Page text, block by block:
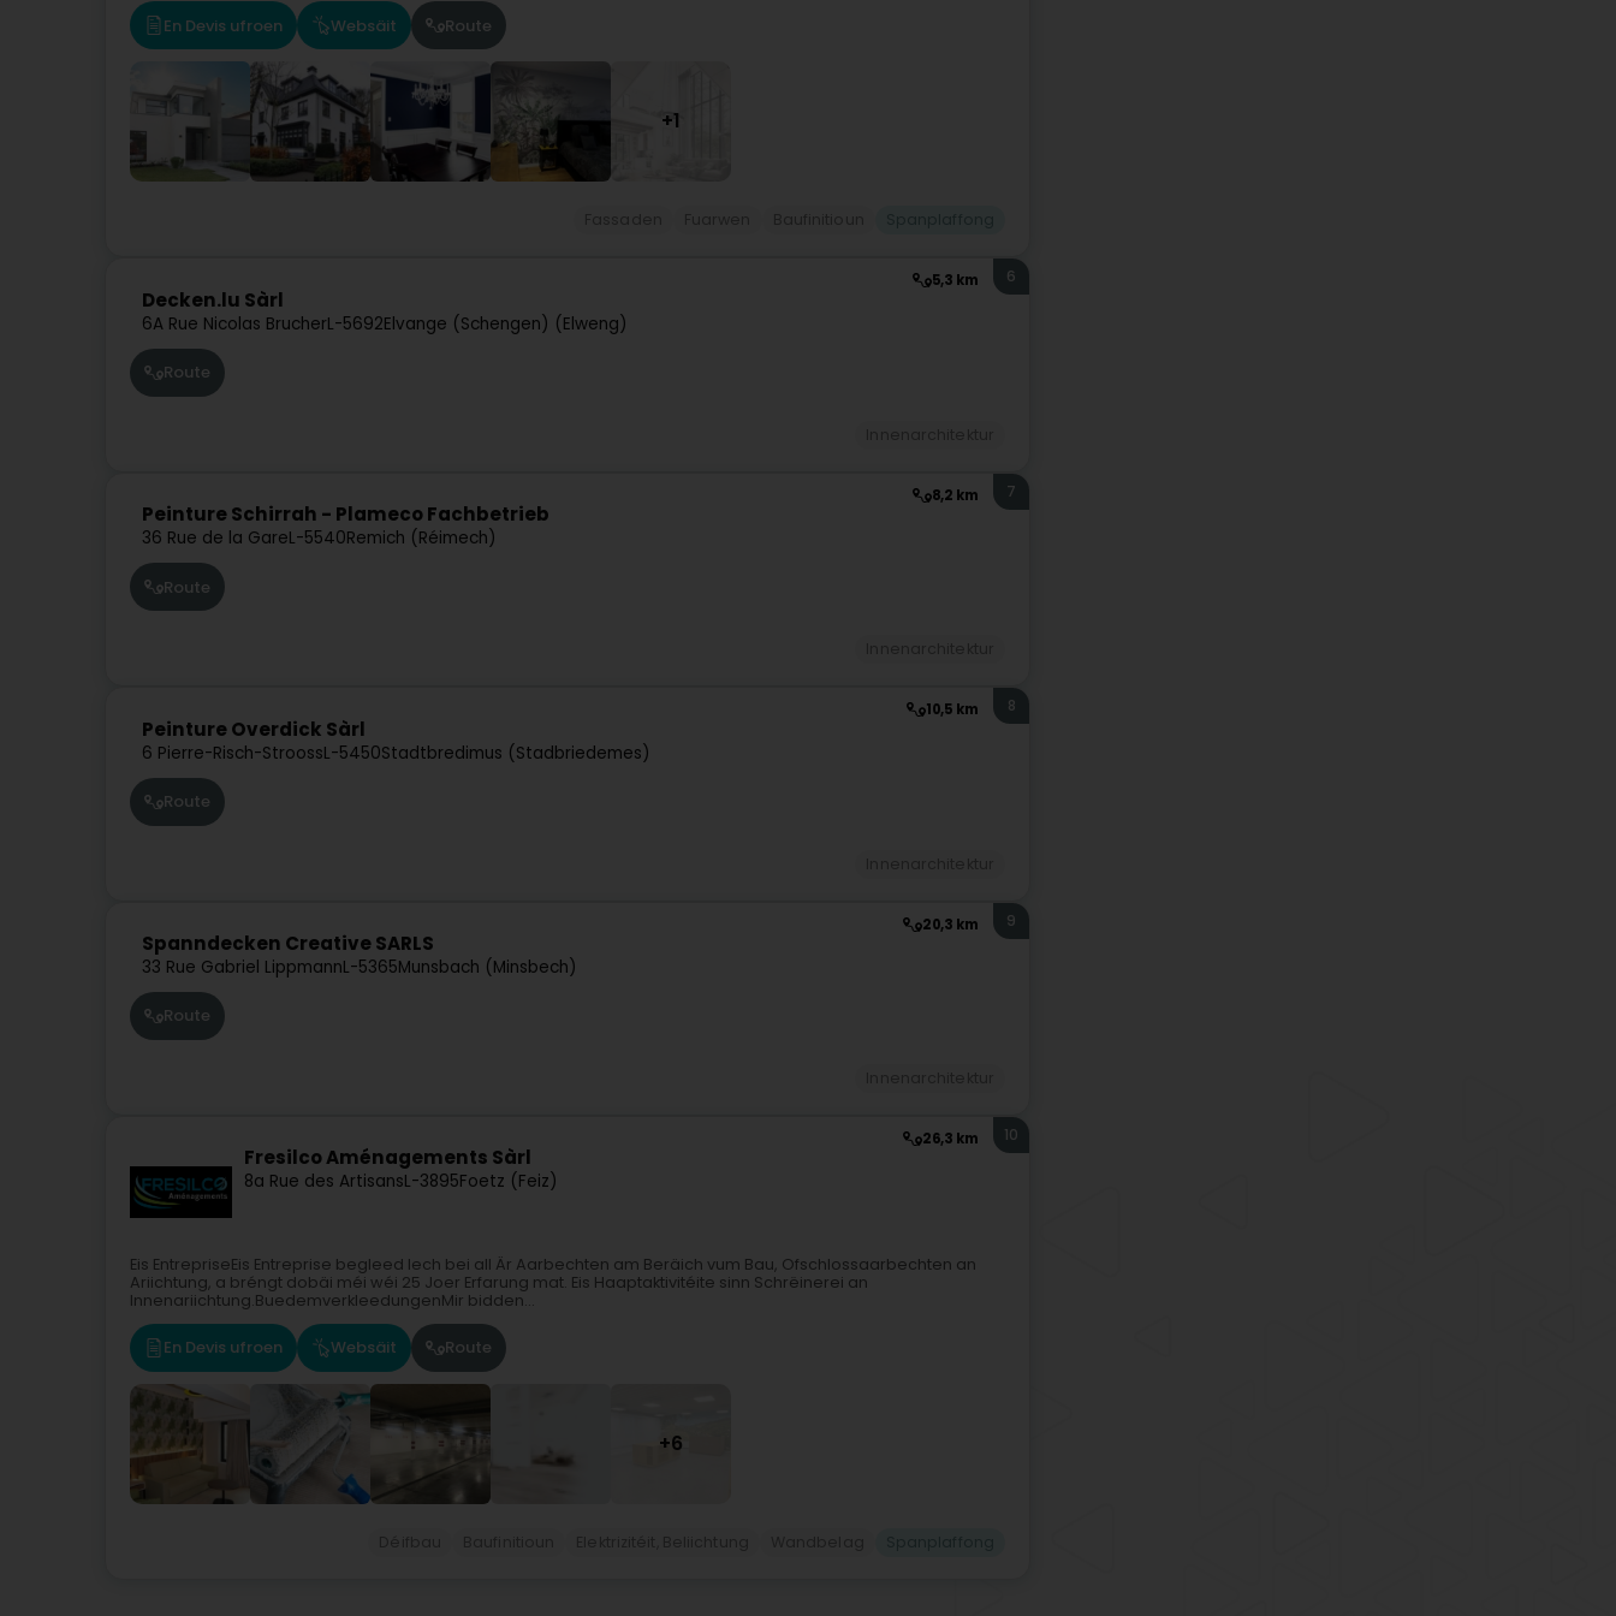
En Devis ufroen Websäit Route
+1
5,3 km
Decken.lu Sàrl
6A Rue Nicolas BrucherL-5692Elvange (Schengen) (Elweng)
6
Route
8,2 km
Peinture Schirrah - Plameco Fachbetrieb
36 Rue de la GareL-5540Remich (Réimech)
7
Route
10,5 km
Peinture Overdick Sàrl
6 Pierre-Risch-StroossL-5450Stadtbredimus (Stadbriedemes)
8
Route
20,3 km
Spanndecken Creative SARLS
33 Rue Gabriel LippmannL-5365Munsbach (Minsbech)
9
Route
26,3 km
Fresilco Aménagements Sàrl
8a Rue des ArtisansL-3895Foetz (Feiz)
10
Eis EntrepriseEis Entreprise begleed Iech bei all Är Aarbechten am Beräich vum Bau, Ofschlossaarbechten an
Ariichtung, a bréngt dobäi méi wéi 25 Joer Erfarung mat. Eis Haaptaktivitéite sinn Schrëinerei an
Innenariichtung.BuedemverkleedungenMir bidden...
En Devis ufroen Websäit Route
+6